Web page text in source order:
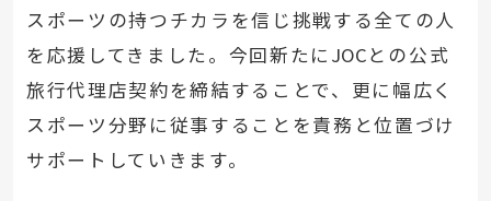
スポーツの持つチカラを信じ挑戦する全ての人
を応援してきました。今回新たに JOCとの公式
旅行代理店契約を締結することで、更に幅広く
スポーツ分野に従事することを責務と位置づけ
サポートしていきます。